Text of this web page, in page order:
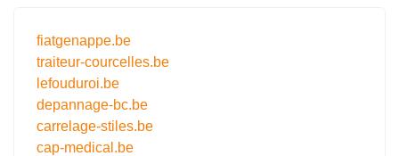
fiatgenappe.be
traiteur-courcelles.be
lefouduroi.be
depannage-bc.be
carrelage-stiles.be
cap-medical.be